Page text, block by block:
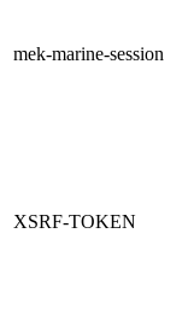
mek-marine-session
XSRF-TOKEN